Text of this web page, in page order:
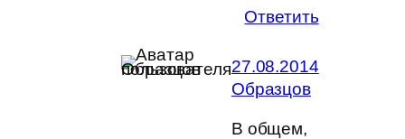
Ответить
27.08.2014
Образцов
В общем,